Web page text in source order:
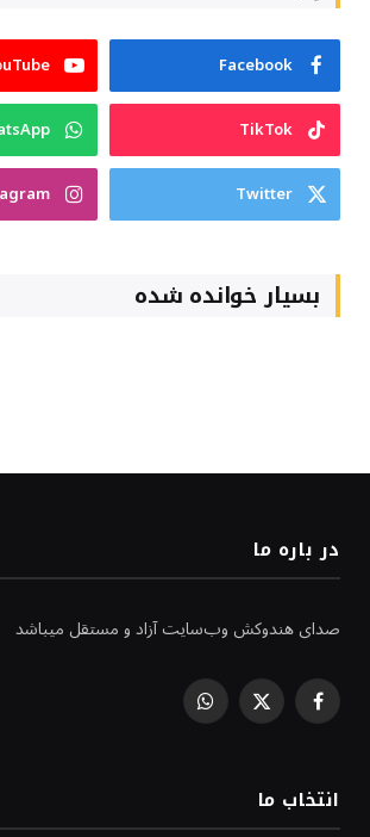
Facebook
TikTok
Twitter
بسیار خوانده شده
در باره ما
صدای هندوکش وب‌سایت آزاد و مستقل میباشد
Facebook
X
WhatsApp
انتخاب ما